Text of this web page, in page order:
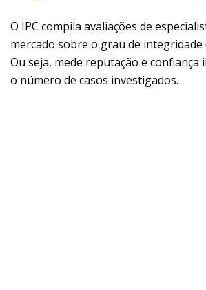
O IPC compila avaliações de
mercado sobre o grau de
Ou seja, mede reputação e confiança
o número de casos investigados.